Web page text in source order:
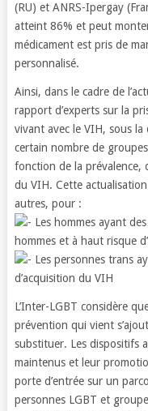
(RU) et ANRS-Ipergay
atteint 86% et peut
médicament est pris de
personnalisé.
Ainsi, dans le cadre de
rapport d’experts sur la
vivant avec le VIH, sous
certain nombre de
fonction de la prévalence,
du VIH. Cette
autres, pour :
Les hommes ayant
hommes et à haut risque
Les personnes trans
d’acquisition du VIH
L’Inter-LGBT considère
prévention qui vient
substituer. Les dispositifs
maintenus et leur
porte d’entrée sur un
personnes LGBT et